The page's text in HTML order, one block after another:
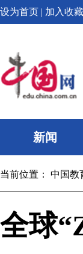
设为首页 | 加入收藏
新闻
当前位置： 中国教
全球